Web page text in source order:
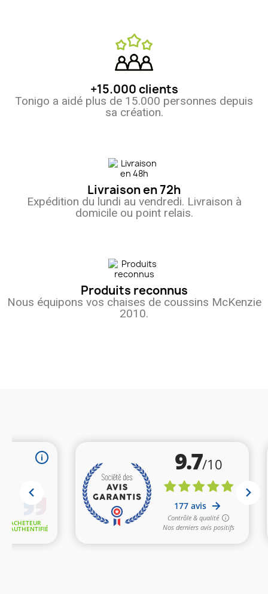
(7 avis)
+15.000 clients
Tonigo a aidé plus de 15.000 personnes depuis
sa création.
Livraison en 72h
Expédition du lundi au vendredi. Livraison à
domicile ou point relais.
Produits reconnus
Nous équipons vos chaises de coussins McKenzie
2010.